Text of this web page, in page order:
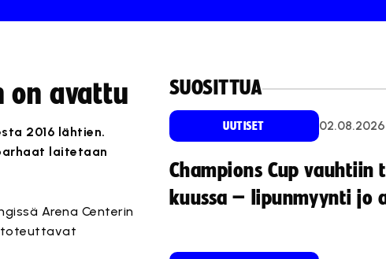
on avattu
2016 lähtien.
laitetaan
Arena Centerin
toteuttavat
SUOSITTUA
UUTISET 02.08.2026
Champions Cup vauhtiin
kuussa – lipunmyynti jo